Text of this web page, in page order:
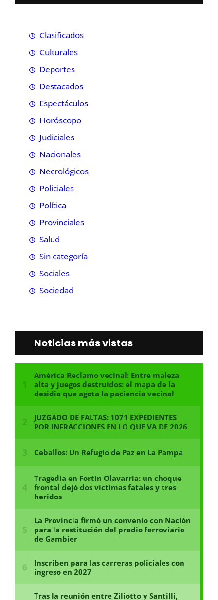
Clasificados
Culturales
Deportes
Destacados
Espectáculos
Horóscopo
Judiciales
Nacionales
Necrológicos
Policiales
Política
Provinciales
Salud
Sin categoría
Sociales
Sociedad
Noticias más vistas